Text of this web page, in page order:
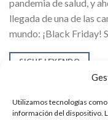
Utilizamos tecnologías como
información del dispositivo.
pandemia de salud, y
llegada de una de las
mundo: ¡Black Friday!
SIGUE LEYENDO